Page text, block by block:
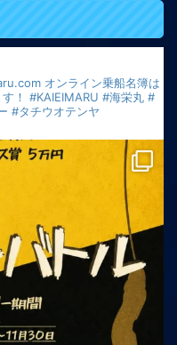
オンライン乗船名簿は
！ #KAIEIMARU #海栄丸 #
#タチウオテンヤ